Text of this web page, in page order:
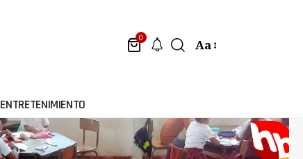
0 Aa
ENTRETENIMIENTO